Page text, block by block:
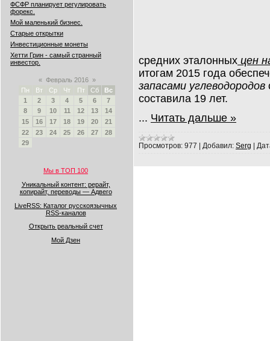
ФСФР планирует регулировать
форекс.
Мой маленький бизнес.
Старые открытки
Инвестиционные монеты
Хетти Грин - самый странный
инвестор.
« Февраль 2016 »
Пн
Вт Ср Чт Пт Сб
Вс
1
2 3 4 5 6
7
8
9 10 11 12 13
14
15
16 17 18 19 20
21
22
23 24 25 26 27
28
29
Мы в ТОП 100
Уникальный контент: рерайт,
копирайт, переводы — Адвего
LiveRSS: Каталог русскоязычных
RSS-каналов
Открыть реальный счет
Мой Дзен
средних эталонных цен
итогам 2015 года
запасами углеводородов
составила 19 лет.
... Читать дальше »
Просмотров: 977 Добавил: Serg